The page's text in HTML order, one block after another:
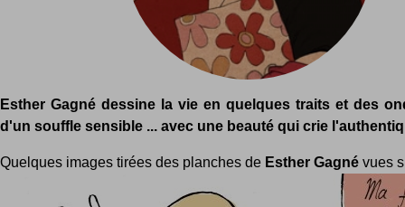
Esther Gagné dessine la vie en quelques traits et des
d'un souffle sensible ... avec une beauté qui crie
Quelques images tirées des planches de Esther Gagné vues